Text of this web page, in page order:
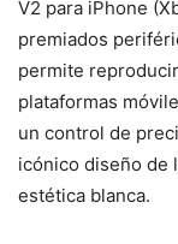
V2 para iPhone
premiados
permite
plataformas
un control de
icónico diseño de
estética blanca.